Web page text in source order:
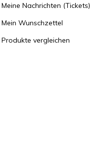
Meine Nachrichten (Tickets)
Mein Wunschzettel
Produkte vergleichen